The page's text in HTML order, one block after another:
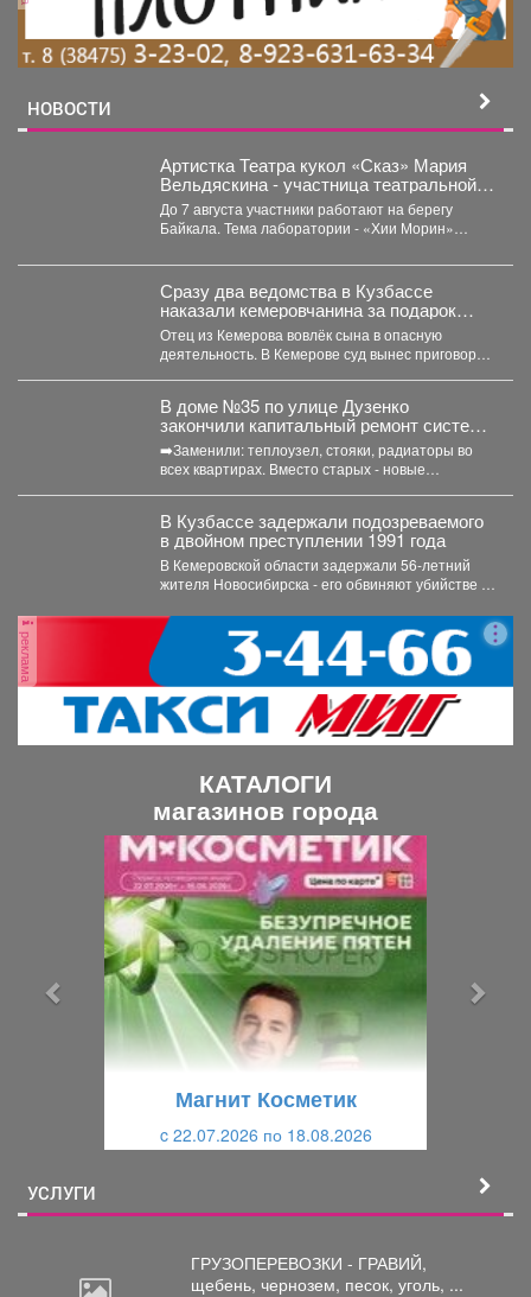
НОВОСТИ
Артистка Театра кукол «Сказ» Мария
Вельдяскина - участница театральной
лаборатории «Хии Морин: поэзия
стихий» на Байкале.
До 7 августа участники работают на берегу
Байкала. Тема лаборатории - «Хии Морин»
Сразу два ведомства в Кузбассе
наказали кемеровчанина за подарок
сыну
Отец из Кемерова вовлёк сына в опасную
деятельность. В Кемерове суд вынес приговор
В доме №35 по улице Дузенко
закончили капитальный ремонт системы
отопления.
➡️Заменили: теплоузел, стояки, радиаторы во
всех квартирах. Вместо старых - новые
В Кузбассе задержали подозреваемого
в двойном преступлении 1991 года
В Кемеровской области задержали 56‑летний
жителя Новосибирска - его обвиняют убийстве и
реклама
КАТАЛОГИ
магазинов города
Магнит Косметик
c 22.07.2026 по 18.08.2026
УСЛУГИ
ГРУЗОПЕРЕВОЗКИ - ГРАВИЙ,
щебень, чернозем, песок, уголь, ...